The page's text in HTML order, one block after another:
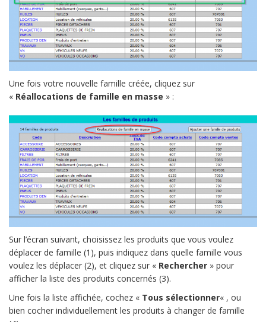
Une fois votre nouvelle famille créée, cliquez sur
« Réallocations de famille en masse » :
Sur l’écran suivant, choisissez les produits que vous voulez
déplacer de famille (1), puis indiquez dans quelle famille vous
voulez les déplacer (2), et cliquez sur « Rechercher » pour
afficher la liste des produits concernés (3).
Une fois la liste affichée, cochez « Tous sélectionner« , ou
bien cocher individuellement les produits à changer de famille